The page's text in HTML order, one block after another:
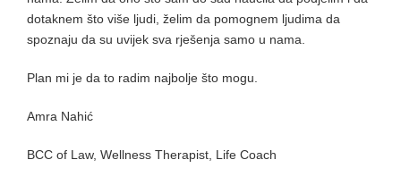
dotaknem što više ljudi, želim da pomognem ljudima da
spoznaju da su uvijek sva rješenja samo u nama.
Plan mi je da to radim najbolje što mogu.
Amra Nahić
BCC of Law, Wellness Therapist, Life Coach